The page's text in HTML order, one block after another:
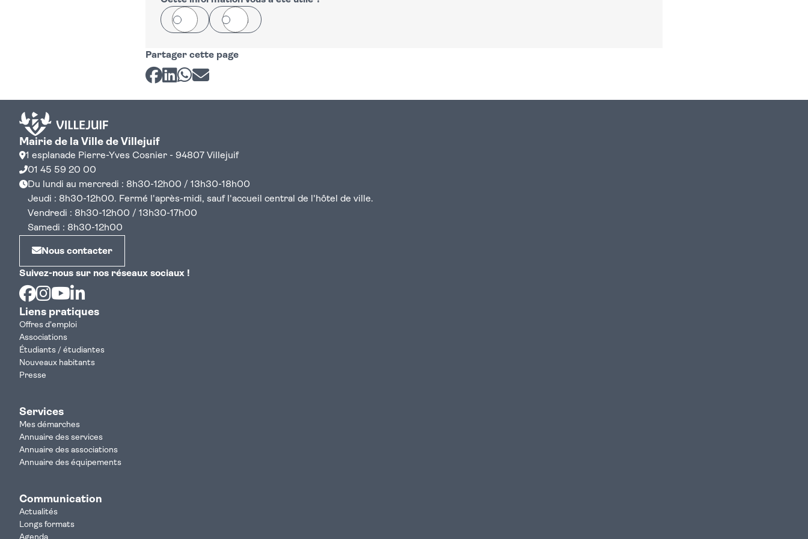
Oui Non
Partager cette page
Partager sur Facebook
Partager sur LinkedIn
Partager sur Whatsapp
Partager par courriel
Mairie de la Ville de Villejuif
1 esplanade Pierre-Yves Cosnier - 94807 Villejuif
01 45 59 20 00
Du lundi au mercredi : 8h30-12h00 / 13h30-18h00
Jeudi : 8h30-12h00. Fermé l'après-midi, sauf l'accueil central de l'hôtel de ville.
Vendredi : 8h30-12h00 / 13h30-17h00
Samedi : 8h30-12h00
Nous contacter
Suivez-nous sur nos réseaux sociaux !
Facebook
Instagram
Youtube
Liens pratiques
Offres d'emploi
Associations
Étudiants / étudiantes
Nouveaux habitants
Presse
Services
Mes démarches
Annuaire des services
Annuaire des associations
Annuaire des équipements
Communication
Actualités
Longs formats